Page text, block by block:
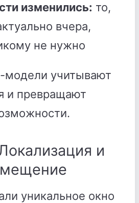
изменились: то,
вчера,
не нужно
модели учитывают
и превращают
и
уникальное окно